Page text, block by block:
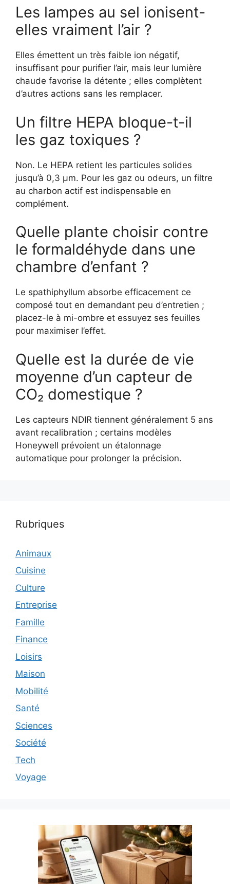
Les lampes au sel ionisent-
elles vraiment l’air ?
Elles émettent un très faible ion négatif,
insuffisant pour purifier l’air, mais leur lumière
chaude favorise la détente ; elles complètent
d’autres actions sans les remplacer.
Un filtre HEPA bloque-t-il
les gaz toxiques ?
Non. Le HEPA retient les particules solides
jusqu’à 0,3 µm. Pour les gaz ou odeurs, un filtre
au charbon actif est indispensable en
complément.
Quelle plante choisir contre
le formaldéhyde dans une
chambre d’enfant ?
Le spathiphyllum absorbe efficacement ce
composé tout en demandant peu d’entretien ;
placez-le à mi-ombre et essuyez ses feuilles
pour maximiser l’effet.
Quelle est la durée de vie
moyenne d’un capteur de
CO₂ domestique ?
Les capteurs NDIR tiennent généralement 5 ans
avant recalibration ; certains modèles
Honeywell prévoient un étalonnage
automatique pour prolonger la précision.
Rubriques
Animaux
Cuisine
Culture
Entreprise
Famille
Finance
Loisirs
Maison
Mobilité
Santé
Sciences
Société
Tech
Voyage